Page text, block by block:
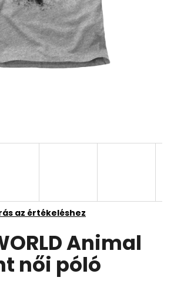
az értékeléshez
Animal
női póló